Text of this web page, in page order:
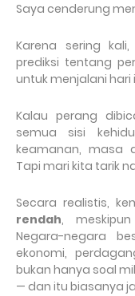
Saya cenderung
Karena sering
prediksi tentang
untuk menjalani hari
Kalau perang
semua sisi
keamanan, masa
Tapi mari kita tarik
Secara realistis,
rendah,
Negara-negara
ekonomi,
bukan hanya soal
— dan itu biasanya